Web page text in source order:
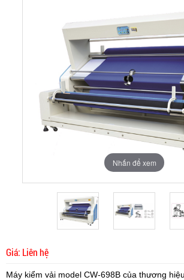
Nhấn để xem
Nhấn để xem
Nhấn để xem
Giá: Liên hệ
Máy kiểm vải model CW-698B của thương